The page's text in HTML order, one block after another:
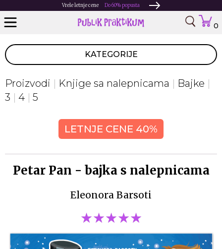
Vrele letnje cene Do 60% popusta
0
KATEGORIJE
Proizvodi Knjige sa nalepnicama
Bajke
3
4 5
LETNJE CENE 40%
Petar Pan - bajka s nalepnicama
Eleonora Barsoti
★★★★★
★★★★★
★★★★★